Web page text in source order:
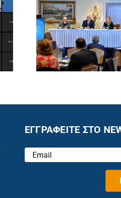
ΕΓΓΡΑΦΕΙΤΕ ΣΤΟ